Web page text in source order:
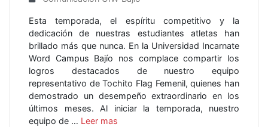
Esta temporada, el espíritu competitivo y la
dedicación de nuestras estudiantes atletas han
brillado más que nunca. En la Universidad Incarnate
Word Campus Bajío nos complace compartir los
logros destacados de nuestro equipo
representativo de Tochito Flag Femenil, quienes han
demostrado un desempeño extraordinario en los
últimos meses. Al iniciar la temporada, nuestro
equipo de … Leer mas